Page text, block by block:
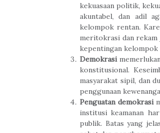
kekuasaan politik,
akuntabel, dan adil
kelompok rentan.
meritokrasi dan rekam
kepentingan
Demokrasi
konstitusional.
masyarakat sipil, dan
penggunaan
Penguatan demokrasi
institusi keamanan
publik. Batas yang